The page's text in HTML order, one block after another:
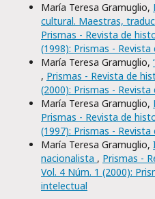
María Teresa Gramuglio,
cultural. Maestras,
Prismas - Revista de
(1998): Prismas -
María Teresa Gramuglio,
, Prismas - Revista de
(2000): Prismas -
María Teresa Gramuglio,
Prismas - Revista de
(1997): Prismas -
María Teresa Gramuglio,
nacionalista , Prismas -
Vol. 4 Núm. 1 (2000):
intelectual